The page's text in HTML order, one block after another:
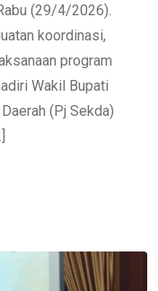
(29/4/2026).
koordinasi,
program
Wakil Bupati
(Pj Sekda)